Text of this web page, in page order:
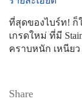
ที่สุดของไบร์ท! ก็
เกรดใหม่ ที่มี
คราบหนัก เหนีย
Share